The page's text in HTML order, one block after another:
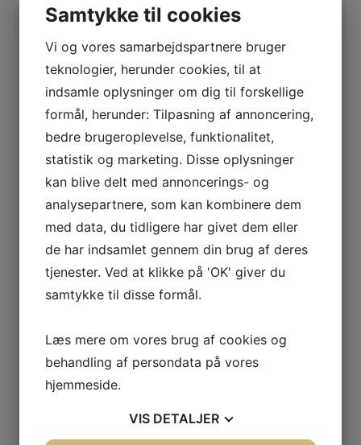
pris
X
Kontakt os for mulighederne
Navn *
E-mail *
Hvor mange skal rejse *
Samtykke til cookies
Vi og vores samarbejdspartnere bruger
teknologier, herunder cookies, til at
indsamle oplysninger om dig til forskellige
formål, herunder: Tilpasning af annoncering,
bedre brugeroplevelse, funktionalitet,
statistik og marketing. Disse oplysninger
kan blive delt med annoncerings- og
analysepartnere, som kan kombinere dem
med data, du tidligere har givet dem eller
de har indsamlet gennem din brug af deres
tjenester. Ved at klikke på 'OK' giver du
samtykke til disse formål.
Læs mere om vores brug af cookies og
behandling af persondata på vores
hjemmeside.
VIS DETALJER